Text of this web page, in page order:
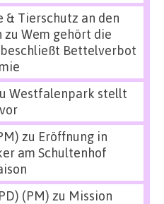
& Tierschutz an den
zu Wem gehört die
Bettelverbot
Westfalenpark stellt
zu Eröffnung in
am Schultenhof
(PM) zu Mission